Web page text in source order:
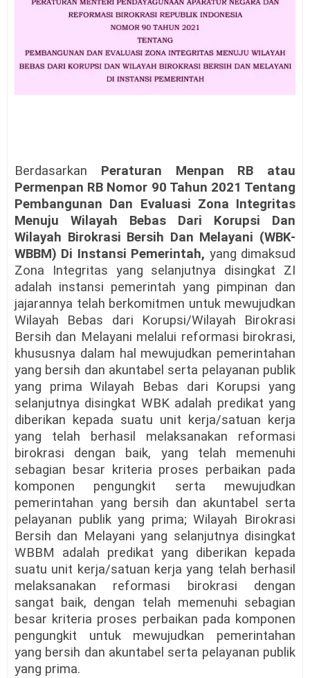
Berdasarkan Peraturan Menpan RB atau
Permenpan RB Nomor 90 Tahun 2021 Tentang
Pembangunan Dan Evaluasi Zona Integritas
Menuju Wilayah Bebas Dari Korupsi Dan
Wilayah Birokrasi Bersih Dan Melayani (WBK-
WBBM) Di Instansi Pemerintah, yang dimaksud
Zona Integritas yang selanjutnya disingkat ZI
adalah instansi pemerintah yang pimpinan dan
jajarannya telah berkomitmen untuk mewujudkan
Wilayah Bebas dari Korupsi/Wilayah Birokrasi
Bersih dan Melayani melalui reformasi birokrasi,
khususnya dalam hal mewujudkan pemerintahan
yang bersih dan akuntabel serta pelayanan publik
yang prima Wilayah Bebas dari Korupsi yang
selanjutnya disingkat WBK adalah predikat yang
diberikan kepada suatu unit kerja/satuan kerja
yang telah berhasil melaksanakan reformasi
birokrasi dengan baik, yang telah memenuhi
sebagian besar kriteria proses perbaikan pada
komponen pengungkit serta mewujudkan
pemerintahan yang bersih dan akuntabel serta
pelayanan publik yang prima; Wilayah Birokrasi
Bersih dan Melayani yang selanjutnya disingkat
WBBM adalah predikat yang diberikan kepada
suatu unit kerja/satuan kerja yang telah berhasil
melaksanakan reformasi birokrasi dengan
sangat baik, dengan telah memenuhi sebagian
besar kriteria proses perbaikan pada komponen
pengungkit untuk mewujudkan pemerintahan
yang bersih dan akuntabel serta pelayanan publik
yang prima.